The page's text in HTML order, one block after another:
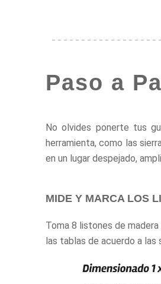
Paso a
No olvides ponerte tus
herramienta, como las
en un lugar despejado,
MIDE Y MARCA LOS
Toma 8 listones de
las tablas de acuerdo a las